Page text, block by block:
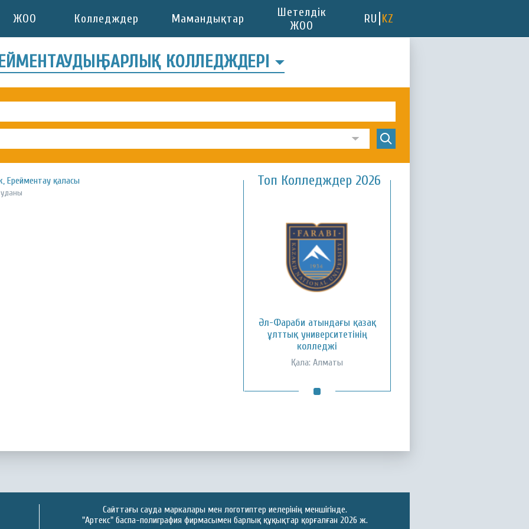
ЖОО Колледждер Мамандықтар
Шетелдік
ЖОО
RU KZ
БАРЛЫҚ КОЛЛЕДЖДЕРІ
Ерейментау қаласы Топ Колледждер 2026
Әл-Фараби атындағы қазақ
ұлттық университетінің
колледжі
Қала: Алматы
Сайттағы сауда маркалары мен логотиптер иелерінің меншігінде.
"Артекс" баспа-полиграфия фирмасымен барлық құқықтар қорғалған 2026 ж.